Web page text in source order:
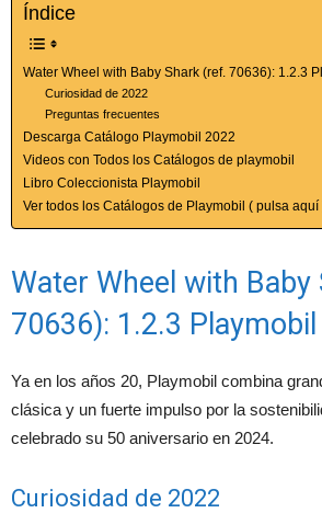
Índice
Water Wheel with Baby Shark (ref. 70636): 1.2.3
Curiosidad de 2022
Preguntas frecuentes
Descarga Catálogo Playmobil 2022
Videos con Todos los Catálogos de playmobil
Libro Coleccionista Playmobil
Ver todos los Catálogos de Playmobil ( pulsa aquí
Water Wheel with Baby
70636): 1.2.3
Ya en los años 20, Playmobil combina
clásica y un fuerte impulso por la
celebrado su 50 aniversario en 2024.
Curiosidad de 2022